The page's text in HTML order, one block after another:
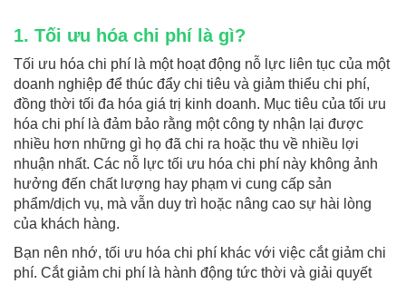
1. Tối ưu hóa chi phí là gì?
Tối ưu hóa chi phí là một hoạt động nỗ lực liên tục của một
doanh nghiệp để thúc đẩy chi tiêu và giảm thiểu chi phí,
đồng thời tối đa hóa giá trị kinh doanh. Mục tiêu của tối ưu
hóa chi phí là đảm bảo rằng một công ty nhận lại được
nhiều hơn những gì họ đã chi ra hoặc thu về nhiều lợi
nhuận nhất. Các nỗ lực tối ưu hóa chi phí này không ảnh
hưởng đến chất lượng hay phạm vi cung cấp sản
phẩm/dịch vụ, mà vẫn duy trì hoặc nâng cao sự hài lòng
của khách hàng.
Bạn nên nhớ, tối ưu hóa chi phí khác với việc cắt giảm chi
phí. Cắt giảm chi phí là hành động tức thời và giải quyết